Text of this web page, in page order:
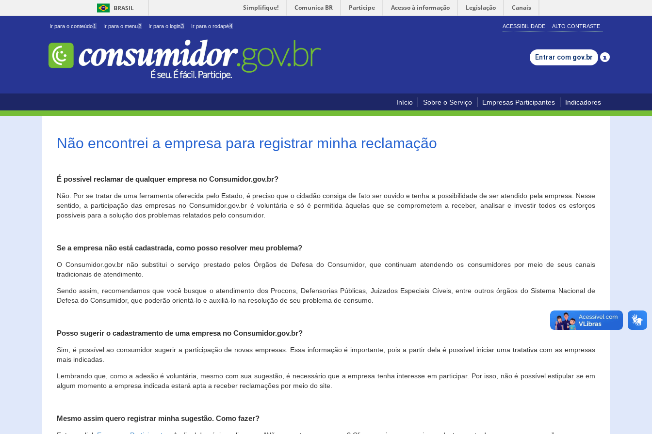
BRASIL Simplifique! Comunica BR Participe Acesso à informação Legislação Canais
Ir para o conteúdo1 Ir para o menu2 Ir para o login3 Ir para o rodapé4 ACESSIBILIDADE ALTO CONTRASTE
Entrar com gov.br
Início Sobre o Serviço Empresas Participantes Indicadores
Não encontrei a empresa para registrar minha reclamação
É possível reclamar de qualquer empresa no Consumidor.gov.br?
Não. Por se tratar de uma ferramenta oferecida pelo Estado, é preciso que o cidadão consiga de fato ser ouvido e tenha a possibilidade de ser atendido pela empresa. Nesse
sentido, a participação das empresas no Consumidor.gov.br é voluntária e só é permitida àquelas que se comprometem a receber, analisar e investir todos os esforços
possíveis para a solução dos problemas relatados pelo consumidor.
Se a empresa não está cadastrada, como posso resolver meu problema?
O Consumidor.gov.br não substitui o serviço prestado pelos Órgãos de Defesa do Consumidor, que continuam atendendo os consumidores por meio de seus canais
tradicionais de atendimento.
Sendo assim, recomendamos que você busque o atendimento dos Procons, Defensorias Públicas, Juizados Especiais Cíveis, entre outros órgãos do Sistema Nacional de
Defesa do Consumidor, que poderão orientá-lo e auxiliá-lo na resolução de seu problema de consumo.
Posso sugerir o cadastramento de uma empresa no Consumidor.gov.br?
Sim, é possível ao consumidor sugerir a participação de novas empresas. Essa informação é importante, pois a partir dela é possível iniciar uma tratativa com as empresas
mais indicadas.
Lembrando que, como a adesão é voluntária, mesmo com sua sugestão, é necessário que a empresa tenha interesse em participar. Por isso, não é possível estipular se em
algum momento a empresa indicada estará apta a receber reclamações por meio do site.
Mesmo assim quero registrar minha sugestão. Como fazer?